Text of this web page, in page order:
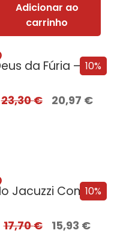
Adicionar ao
carrinho
10%
Deus da Fúria – Edição com EDGES
23,30€ 20,97 €
10%
No Jacuzzi Com Uma Serial Killer
17,70€ 15,93 €